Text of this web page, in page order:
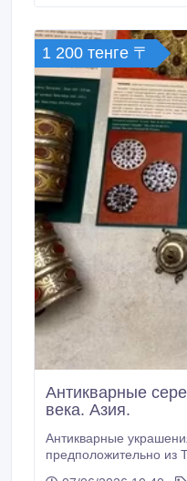
1 200 тенге 〒
Антикварные
века. Азия.
Антикварные
предположительно из